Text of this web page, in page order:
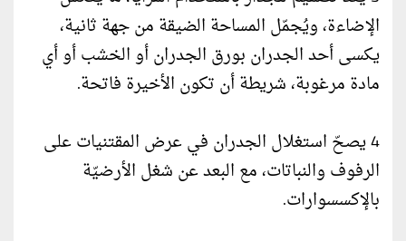
الإضاءة، ويُجمّل المساحة الضيقة من جهة ثانية،
يكسى أحد الجدران بورق الجدران أو الخشب أو أي
مادة مرغوبة، شريطة أن تكون الأخيرة فاتحة.
4 يصحّ استغلال الجدران في عرض المقتنيات على
الرفوف والنباتات، مع البعد عن شغل الأرضيّة
بالإكسسوارات.